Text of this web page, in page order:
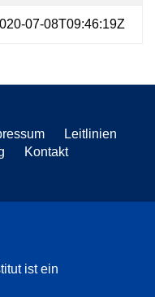
07-08T09:46:19Z
Leitlinien
Kontakt
ist ein